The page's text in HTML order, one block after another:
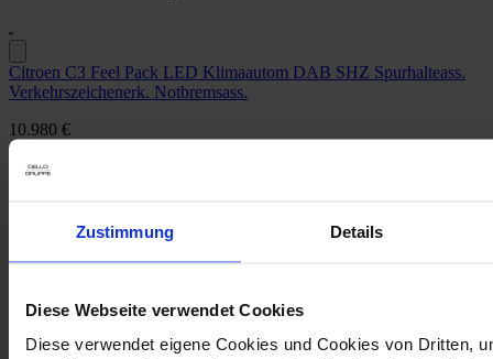
Zustimmung Details
Diese Webseite verwendet Cookies
Diese verwendet eigene Cookies und Cookies von Dritten,
Citroen C3 Feel Pack LED Klimaautom DAB SHZ Spurhalteass.
Verkehrszeichenerk. Notbremsass.
10.980 €
Leistung61 kW / 83 PS
KraftstoffartBenzin
GetriebeartSchaltgetriebe
Touchscreen
Ganzjahresreifen